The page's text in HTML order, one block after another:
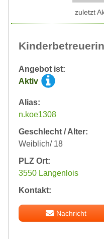
Angebot ist:
Aktiv
Alias:
n.koe1308
Geschlecht / Alter:
Weiblich/ 18
PLZ Ort:
3550 Langenlois
Kontakt:
Nachricht
zuletzt